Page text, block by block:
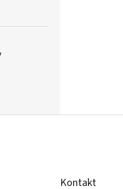
Kontakt